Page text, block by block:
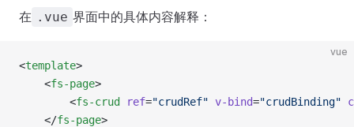
在 .vue 界面中的具体内容解释：
vue
<template>
    <
fs-page>
        <
fs-crud ref="crudRef" v-bind="crudBinding"
    </
fs-page>